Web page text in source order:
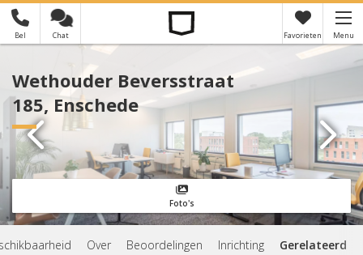
Bel Chat Favorieten Menu
×
Wethouder Beversstraat
185, Enschede
Foto's
Over Beoordelingen Inrichting Gerelateerd